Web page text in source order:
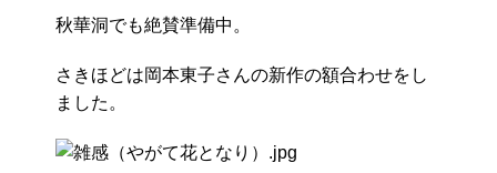
秋華洞でも絶賛準備中。
さきほどは岡本東子さんの新作の額合わせをし
ました。